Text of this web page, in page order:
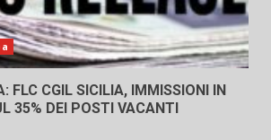
FLC CGIL SICILIA, IMMISSIONI IN
35% DEI POSTI VACANTI